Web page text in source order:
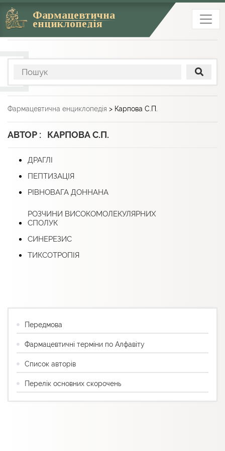
Фармацевтична
енциклопедія
Фармацевтична енциклопедія > Карпова С.П.
АВТОР : КАРПОВА С.П.
ДРАГЛІ
ПЕПТИЗАЦІЯ
РІВНОВАГА ДОННАНА
РОЗЧИНИ ВИСОКОМОЛЕКУЛЯРНИХ
СПОЛУК
СИНЕРЕЗИС
ТИКСОТРОПІЯ
Передмова
Фармацевтичні терміни по Алфавіту
Список авторів
Перелік основних скорочень